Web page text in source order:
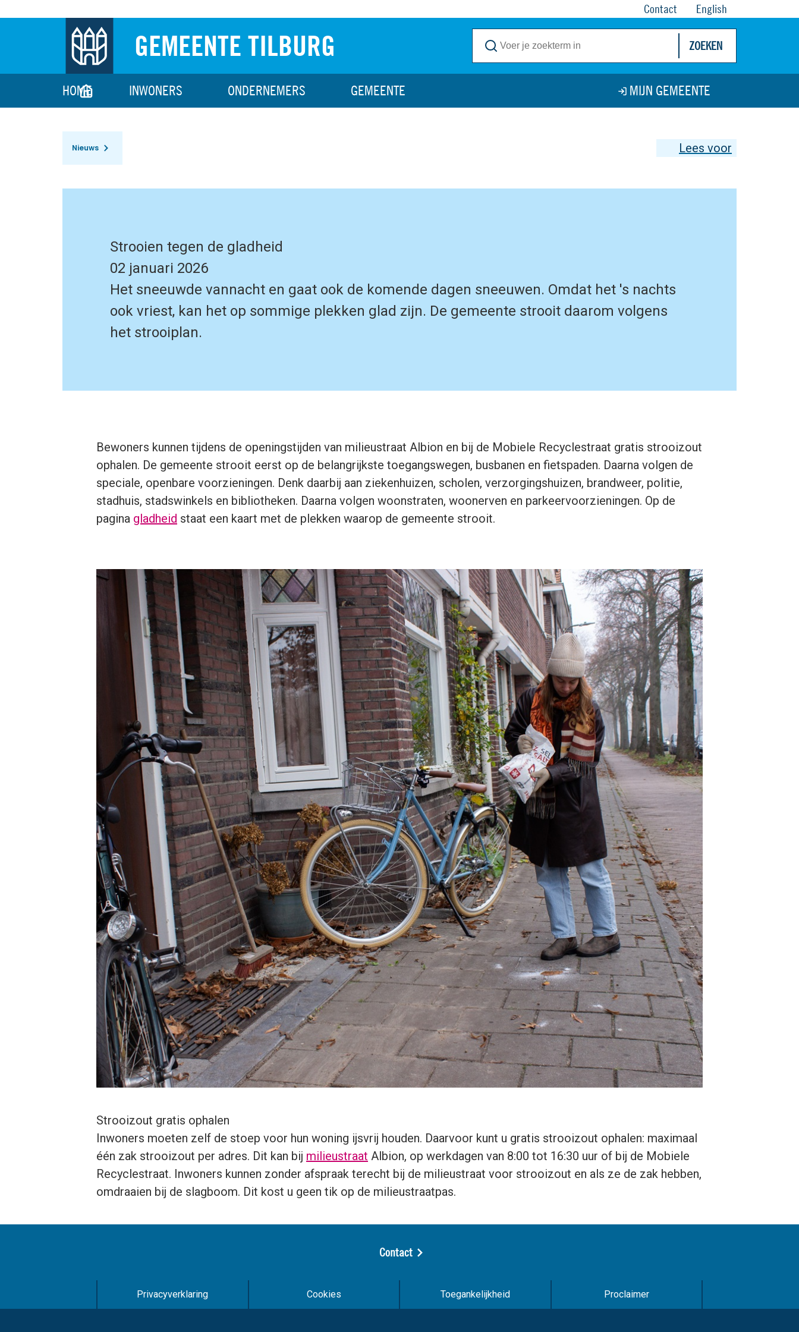
GEMEENTE TILBURG ZOEKEN
HOME INWONERS ONDERNEMERS GEMEENTE MIJN GEMEENTE
Contact English
Nieuws Lees voor
Strooien tegen de gladheid
02 januari 2026
Het sneeuwde vannacht en gaat ook de komende dagen sneeuwen. Omdat het 's nachts
ook vriest, kan het op sommige plekken glad zijn. De gemeente strooit daarom volgens
het strooiplan.
Bewoners kunnen tijdens de openingstijden van milieustraat Albion en bij de Mobiele Recyclestraat gratis strooizout
ophalen. De gemeente strooit eerst op de belangrijkste toegangswegen, busbanen en fietspaden. Daarna volgen de
speciale, openbare voorzieningen. Denk daarbij aan ziekenhuizen, scholen, verzorgingshuizen, brandweer, politie,
stadhuis, stadswinkels en bibliotheken. Daarna volgen woonstraten, woonerven en parkeervoorzieningen. Op de
pagina gladheid staat een kaart met de plekken waarop de gemeente strooit.
Strooizout gratis ophalen
Inwoners moeten zelf de stoep voor hun woning ijsvrij houden. Daarvoor kunt u gratis strooizout ophalen: maximaal
één zak strooizout per adres. Dit kan bij milieustraat Albion, op werkdagen van 8:00 tot 16:30 uur of bij de Mobiele
Recyclestraat. Inwoners kunnen zonder afspraak terecht bij de milieustraat voor strooizout en als ze de zak hebben,
omdraaien bij de slagboom. Dit kost u geen tik op de milieustraatpas.
Contact
Privacyverklaring Cookies Toegankelijkheid Proclaimer